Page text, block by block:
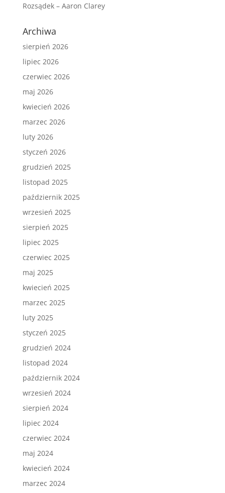
Rozsądek – Aaron Clarey
Archiwa
sierpień 2026
lipiec 2026
czerwiec 2026
maj 2026
kwiecień 2026
marzec 2026
luty 2026
styczeń 2026
grudzień 2025
listopad 2025
październik 2025
wrzesień 2025
sierpień 2025
lipiec 2025
czerwiec 2025
maj 2025
kwiecień 2025
marzec 2025
luty 2025
styczeń 2025
grudzień 2024
listopad 2024
październik 2024
wrzesień 2024
sierpień 2024
lipiec 2024
czerwiec 2024
maj 2024
kwiecień 2024
marzec 2024